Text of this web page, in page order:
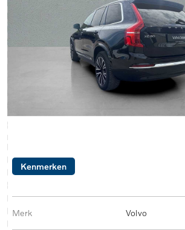
Kenmerken
Merk Volvo